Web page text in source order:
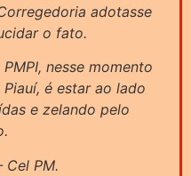
adotasse
o fato.
nesse momento
é estar ao lado
e zelando pelo
Cel PM.